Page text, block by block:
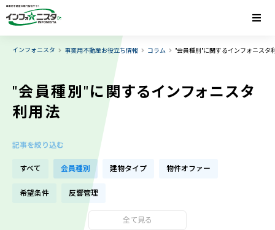
インフォニスタ 事業用不動産お役立ち情報 コラム "会員種別"に関するインフォニスタ
"会員種別"に関するインフォニスタ
利用法
記事を絞り込む
すべて 会員種別 建物タイプ 物件オファー
希望条件 反響管理
全て見る